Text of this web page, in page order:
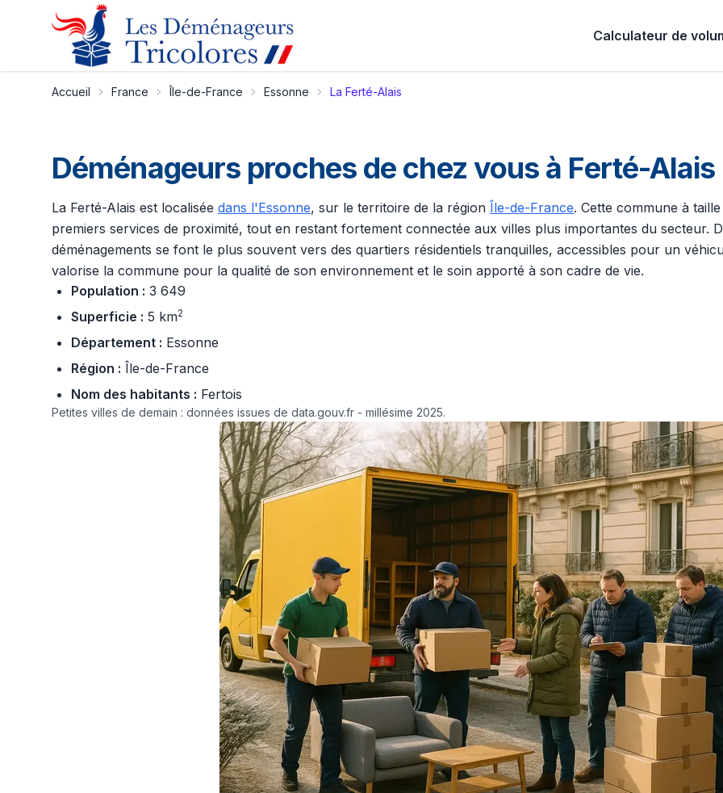
Calculateur de
Accueil France Île-de-France Essonne La Ferté-Alais
Déménageurs proches de chez vous à Ferté-
La Ferté-Alais est localisée dans l'Essonne, sur le territoire de la région Île-de-France. Cette commune à
premiers services de proximité, tout en restant fortement connectée aux villes plus importantes du secteur.
déménagements se font le plus souvent vers des quartiers résidentiels tranquilles, accessibles pour un
valorise la commune pour la qualité de son environnement et le soin apporté à son cadre de vie.
Population : 3 649
Superficie : 5 km2
Département : Essonne
Région : Île-de-France
Nom des habitants : Fertois
Petites villes de demain : données issues de data.gouv.fr - millésime 2025.